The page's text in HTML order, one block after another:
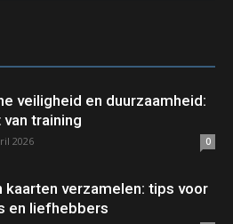
veiligheid en duurzaamheid:
training
2026 0
kaarten verzamelen: tips voor
en liefhebbers